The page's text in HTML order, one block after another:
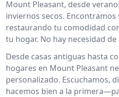
Mount Pleasant, desde
inviernos secos.
restaurando tu comodidad
tu hogar. No hay necesidad
Desde casas antiguas hasta
hogares en Mount Pleasant
personalizado. Escuchamos,
hacemos bien a la